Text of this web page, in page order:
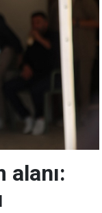
alanı: